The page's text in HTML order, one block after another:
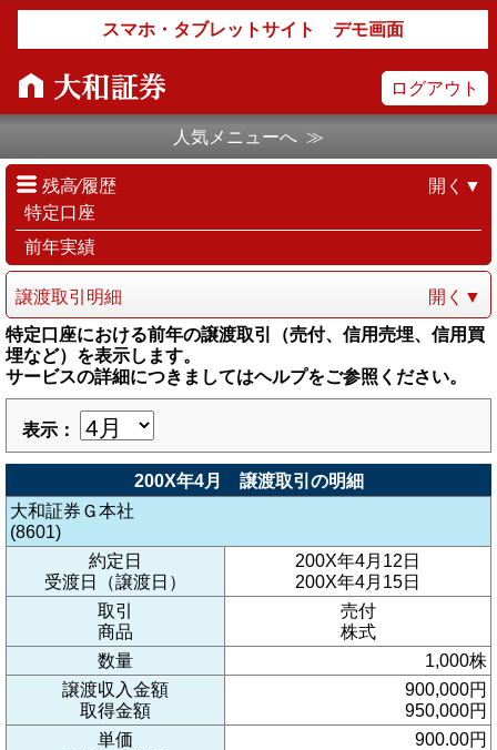
スマホ・タブレットサイト デモ画面
ログアウト
人気メニューへ ≫
開く▼
残高⁄履歴
特定口座
前年実績
開く▼
譲渡取引明細
特定口座における前年の譲渡取引（売付、信用売埋、信用買
埋など）を表示します。
サービスの詳細につきましてはヘルプをご参照ください。
表示：
200X年4月 譲渡取引の明細
大和証券Ｇ本社
(8601)
約定日
受渡日（譲渡日）
取引
商品
数量
譲渡収入金額
取得金額
単価
200X年4月12日
200X年4月15日
売付
株式
1,000株
900,000円
950,000円
900.00円